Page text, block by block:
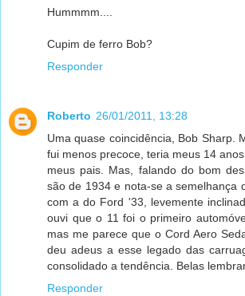
Hummmm....
Cupim de ferro Bob?
Responder
Roberto 26/01/2011, 13:28
Uma quase coincidência, Bob Sharp.
fui menos precoce, teria meus 14
meus pais. Mas, falando do bom
são de 1934 e nota-se a semelhança
com a do Ford '33, levemente
ouvi que o 11 foi o primeiro
mas me parece que o Cord Aero
deu adeus a esse legado das
consolidado a tendência. Belas
Responder